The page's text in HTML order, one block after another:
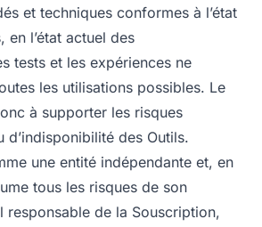
et techniques conformes à l’état
en l’état actuel des
tests et les expériences ne
les utilisations possibles. Le
à supporter les risques
d’indisponibilité des Outils.
une entité indépendante et, en
tous les risques de son
responsable de la Souscription,